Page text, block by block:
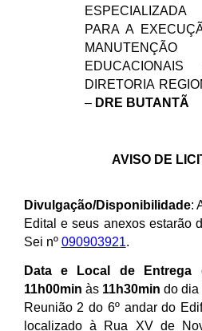
PARA A
DIRETORIA
– DRE BUTANTÃ
AVISO DE
Divulgação/Disponibilidade:
Edital e seus anexos estarão
Sei nº 090903921.
Data e Local de Entrega
11h00min às11h30min do dia
Reunião 2 do 6º andar do
localizado à Rua XV de